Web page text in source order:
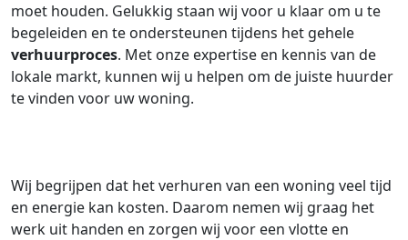
moet houden. Gelukkig staan wij voor u klaar om u te
begeleiden en te ondersteunen tijdens het gehele
verhuurproces. Met onze expertise en kennis van de
lokale markt, kunnen wij u helpen om de juiste huurder
te vinden voor uw woning.
Wij begrijpen dat het verhuren van een woning veel tijd
en energie kan kosten. Daarom nemen wij graag het
werk uit handen en zorgen wij voor een vlotte en